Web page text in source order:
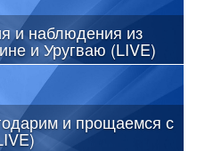
и наблюдения из
и Уругваю (LIVE)
и прощаемся с